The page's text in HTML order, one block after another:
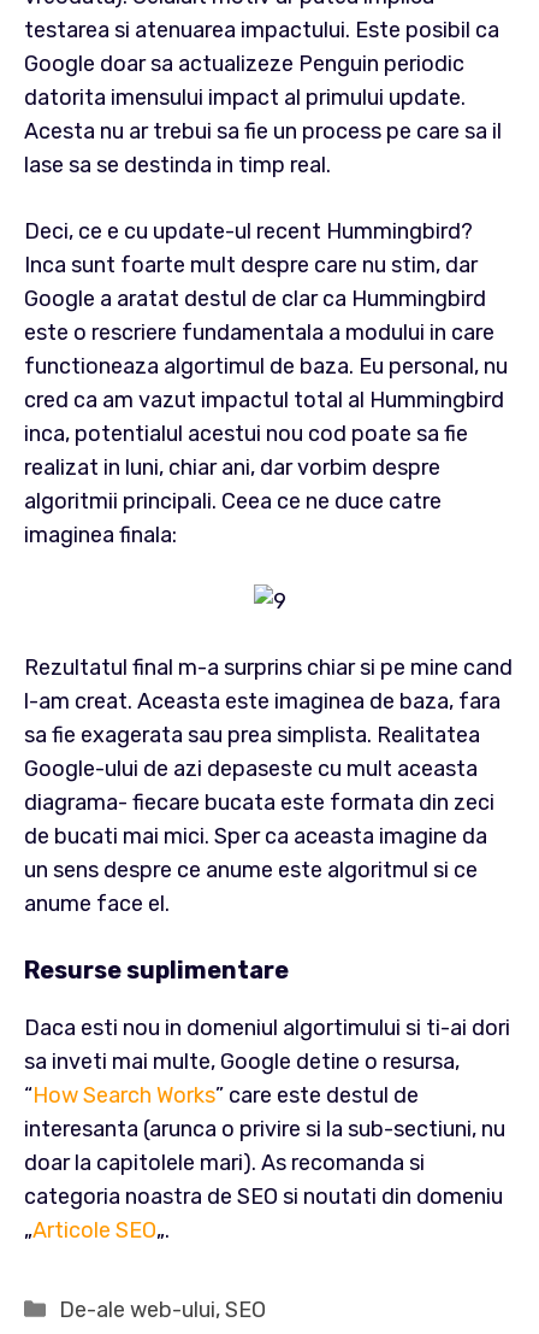
testarea si atenuarea impactului. Este posibil ca
Google doar sa actualizeze Penguin periodic
datorita imensului impact al primului update.
Acesta nu ar trebui sa fie un process pe care sa il
lase sa se destinda in timp real.
Deci, ce e cu update-ul recent Hummingbird?
Inca sunt foarte mult despre care nu stim, dar
Google a aratat destul de clar ca Hummingbird
este o rescriere fundamentala a modului in care
functioneaza algortimul de baza. Eu personal, nu
cred ca am vazut impactul total al Hummingbird
inca, potentialul acestui nou cod poate sa fie
realizat in luni, chiar ani, dar vorbim despre
algoritmii principali. Ceea ce ne duce catre
imaginea finala:
Rezultatul final m-a surprins chiar si pe mine cand
l-am creat. Aceasta este imaginea de baza, fara
sa fie exagerata sau prea simplista. Realitatea
Google-ului de azi depaseste cu mult aceasta
diagrama- fiecare bucata este formata din zeci
de bucati mai mici. Sper ca aceasta imagine da
un sens despre ce anume este algoritmul si ce
anume face el.
Resurse suplimentare
Daca esti nou in domeniul algortimului si ti-ai dori
sa inveti mai multe, Google detine o resursa,
“How Search Works” care este destul de
interesanta (arunca o privire si la sub-sectiuni, nu
doar la capitolele mari). As recomanda si
categoria noastra de SEO si noutati din domeniu
„Articole SEO„.
Categorii
De-ale web-ului,SEO